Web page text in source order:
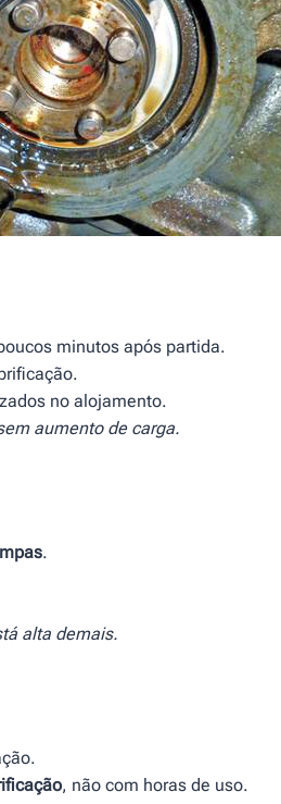
minutos após partida.
no alojamento.
aumento de carga.
.
alta demais.
, não com horas de uso.